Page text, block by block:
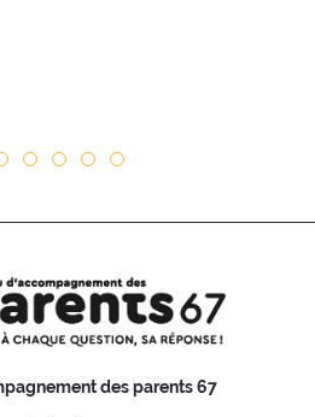
des parents 67